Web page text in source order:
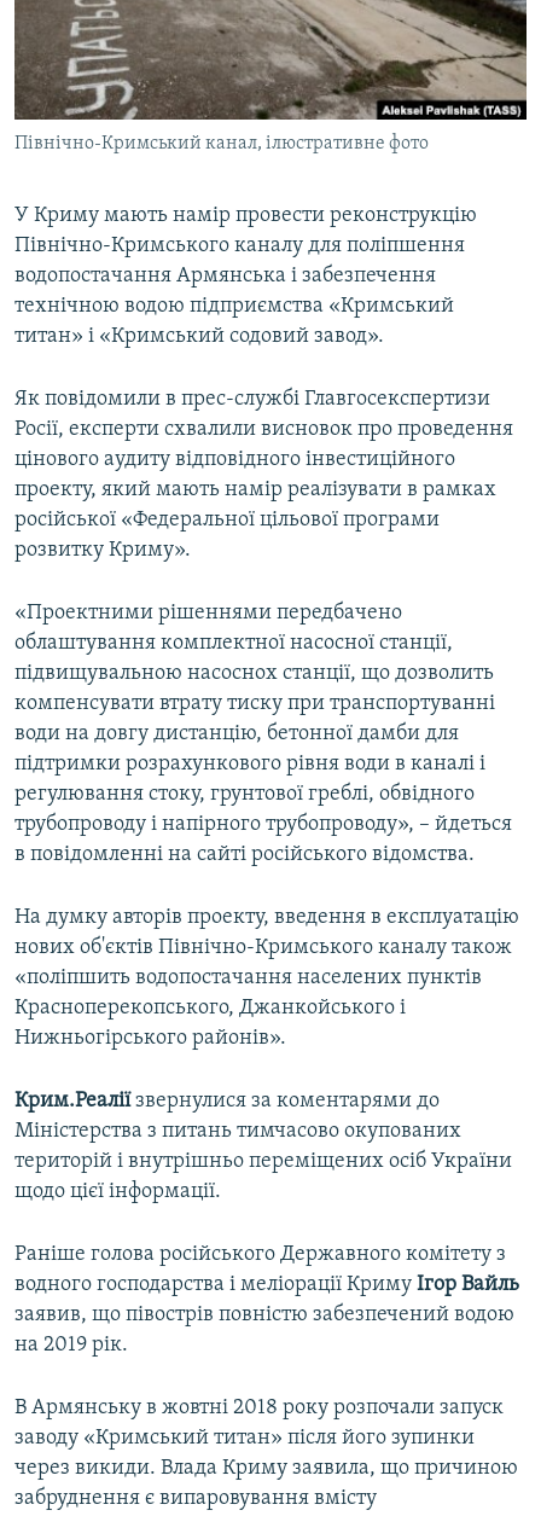
ВІДЕОУРОКИ «ELIFBE»
СВІДЧЕННЯ ОКУПАЦІЇ
УКРАЇНСЬКА ПРОБЛЕМА КРИМУ
ІНФОГРАФІКА
Русский
Qırımtatar
ДОЛУЧАЙСЯ!
Усі сайти RFE/RL
Північно-Кримський канал, ілюстративне фото
У Криму мають намір провести реконструкцію
Північно-Кримського каналу для поліпшення
водопостачання Армянська і забезпечення
технічною водою підприємства «Кримський
титан» і «Кримський содовий завод».
Як повідомили в прес-службі Главгосекспертизи
Росії, експерти схвалили висновок про проведення
цінового аудиту відповідного інвестиційного
проекту, який мають намір реалізувати в рамках
російської «Федеральної цільової програми
розвитку Криму».
«Проектними рішеннями передбачено
облаштування комплектної насосної станції,
підвищувальною насоснох станції, що дозволить
компенсувати втрату тиску при транспортуванні
води на довгу дистанцію, бетонної дамби для
підтримки розрахункового рівня води в каналі і
регулювання стоку, грунтової греблі, обвідного
трубопроводу і напірного трубопроводу», – йдеться
в повідомленні на сайті російського відомства.
На думку авторів проекту, введення в експлуатацію
нових об'єктів Північно-Кримського каналу також
«поліпшить водопостачання населених пунктів
Красноперекопського, Джанкойського і
Нижньогірського районів».
Крим.Реаліїзвернулися за коментарями до
Міністерства з питань тимчасово окупованих
територій і внутрішньо переміщених осіб України
щодо цієї інформації.
Раніше голова російського Державного комітету з
водного господарства і меліорації Криму Ігор Вайль
заявив, що півострів повністю забезпечений водою
на 2019 рік.
В Армянську в жовтні 2018 року розпочали запуск
заводу «Кримський титан» після його зупинки
через викиди. Влада Криму заявила, що причиною
забруднення є випаровування вмісту